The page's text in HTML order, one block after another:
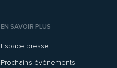
EN SAVOIR PLUS
Espace presse
Prochains événements